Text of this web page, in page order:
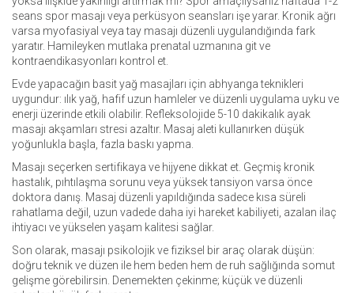
seans spor masajı veya perküsyon seansları işe yarar. Kronik ağrı
varsa myofasiyal veya tay masajı düzenli uygulandığında fark
yaratır. Hamileyken mutlaka prenatal uzmanına git ve
kontraendikasyonları kontrol et.
Evde yapacağın basit yağ masajları için abhyanga teknikleri
uygundur: ılık yağ, hafif uzun hamleler ve düzenli uygulama uyku ve
enerji üzerinde etkili olabilir. Refleksolojide 5-10 dakikalık ayak
masajı akşamları stresi azaltır. Masaj aleti kullanırken düşük
yoğunlukla başla, fazla baskı yapma.
Masajı seçerken sertifikaya ve hijyene dikkat et. Geçmiş kronik
hastalık, pıhtılaşma sorunu veya yüksek tansiyon varsa önce
doktora danış. Masaj düzenli yapıldığında sadece kısa süreli
rahatlama değil, uzun vadede daha iyi hareket kabiliyeti, azalan ilaç
ihtiyacı ve yükselen yaşam kalitesi sağlar.
Son olarak, masajı psikolojik ve fiziksel bir araç olarak düşün:
doğru teknik ve düzen ile hem beden hem de ruh sağlığında somut
gelişme görebilirsin. Denemekten çekinme; küçük ve düzenli